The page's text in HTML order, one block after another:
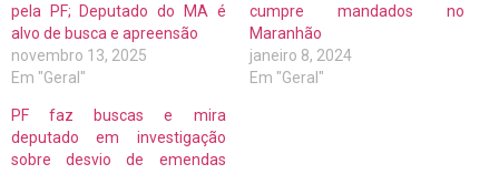
pela PF; Deputado do MA é
alvo de busca e apreensão
novembro 13, 2025
Em "Geral"
cumpre mandados no
Maranhão
janeiro 8, 2024
Em "Geral"
PF faz buscas e mira
deputado em investigação
sobre desvio de emendas